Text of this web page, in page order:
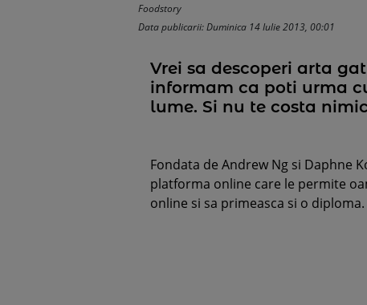
Foodstory
Data publicarii: Duminica 14 Iulie 2013, 00:01
Vrei sa descoperi arta
informam ca poti urma
lume. Si nu te costa
Fondata de Andrew Ng si Daphne
platforma online care le permite
online si sa primeasca si o diploma.